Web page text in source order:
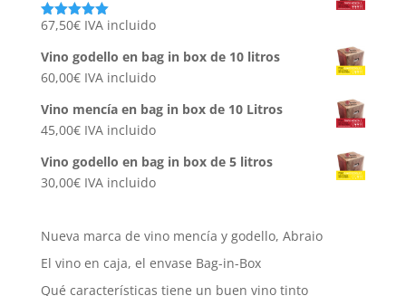
Valorado
5
67,50€ IVA incluido
Vino godello en bag in box de 10 litros
60,00€ IVA incluido
Vino mencía en bag in box de 10 Litros
45,00€ IVA incluido
Vino godello en bag in box de 5 litros
30,00€ IVA incluido
Nueva marca de vino mencía y godello, Abraio
El vino en caja, el envase Bag-in-Box
Qué características tiene un buen vino tinto